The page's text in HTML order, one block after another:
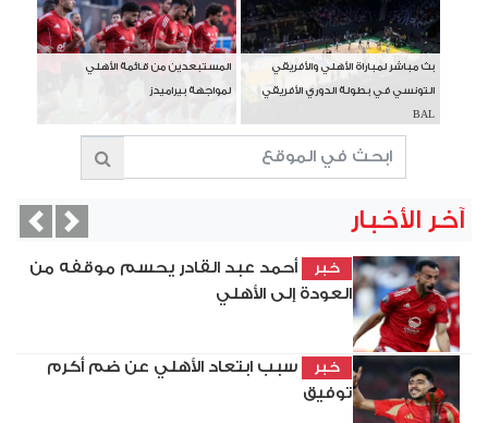
بث مباشر لمباراة الأهلي والأفريقي
التونسي في بطولة الدوري الأفريقي
BAL
المستبعدين من قائمة الأهلي
لمواجهة بيراميدز
آخر الأخبار
خبر
أحمد عبد القادر يحسم موقفه من
العودة إلى الأهلي
خبر
سبب ابتعاد الأهلي عن ضم أكرم
توفيق
Next